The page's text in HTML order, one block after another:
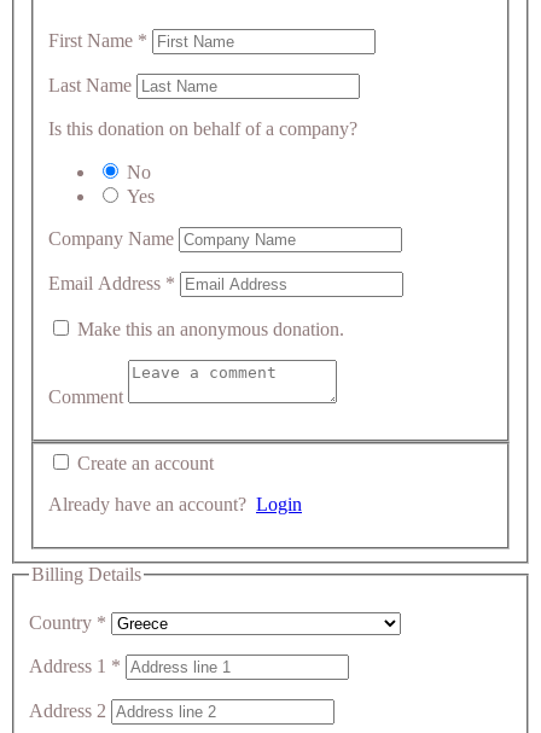
First Name *
Last Name
Is this donation on behalf of a company?
No
Yes
Company Name
Email Address *
Make this an anonymous donation.
Comment
Create an account
Already have an account? Login
Billing Details
Country *
Address 1 *
Address 2